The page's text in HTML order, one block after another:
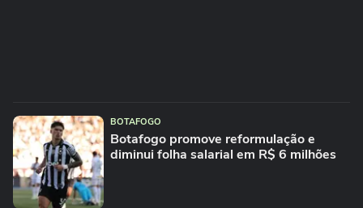
BOTAFOGO
Botafogo promove reformulação e
diminui folha salarial em R$ 6 milhões